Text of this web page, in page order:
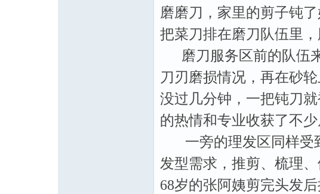
磨磨刀，家里的剪子钝
把菜刀排在磨刀队伍里，
磨刀服务区前的队伍
刀刃磨损情况，再在砂
没过几分钟，一把钝刀
的热情和专业收获了不
一旁的理发区同样受
发型需求，推剪、梳理
68岁的张阿姨剪完头发